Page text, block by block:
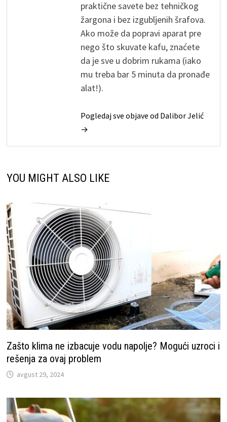
praktične savete bez tehničkog
žargona i bez izgubljenih šrafova.
Ako može da popravi aparat pre
nego što skuvate kafu, znaćete
da je sve u dobrim rukama (iako
mu treba bar 5 minuta da pronađe
alat!).
Pogledaj sve objave od Dalibor Jelić
→
YOU MIGHT ALSO LIKE
Zašto klima ne izbacuje vodu napolje? Mogući uzroci i
rešenja za ovaj problem
avgust 29, 2024